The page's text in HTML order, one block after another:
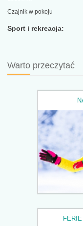
Czajnik w pokoju
Sport i rekreacja:
Warto przeczytać